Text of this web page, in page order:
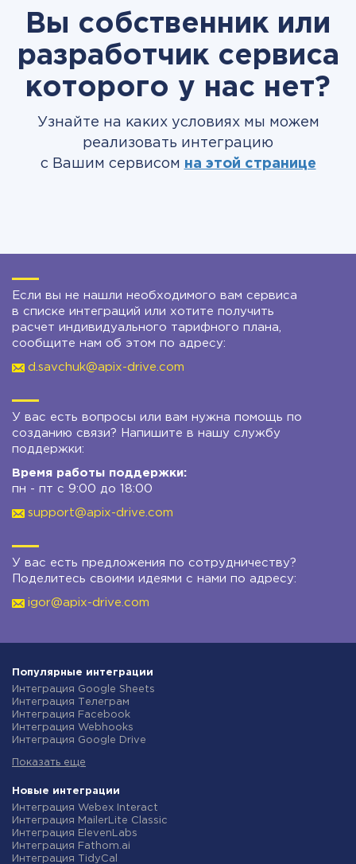
Вы собственник или
разработчик сервиса
которого у нас нет?
Узнайте на каких условиях мы можем
реализовать интеграцию
с Вашим сервисом на этой странице
Если вы не нашли необходимого вам сервиса
в списке интеграций или хотите получить
расчет индивидуального тарифного плана,
сообщите нам об этом по адресу:
d.savchuk@apix-drive.com
У вас есть вопросы или вам нужна помощь по
созданию связи? Напишите в нашу службу
поддержки:
Время работы поддержки:
пн - пт с 9:00 до 18:00
support@apix-drive.com
У вас есть предложения по сотрудничеству?
Поделитесь своими идеями с нами по адресу:
igor@apix-drive.com
Популярные интеграции
Интеграция Google Sheets
Интеграция Телеграм
Интеграция Facebook
Интеграция Webhooks
Интеграция Google Drive
Интеграция Gmail
Интеграция Новая Почта
Интеграция Binotel
Интеграция OpenAI (ChatGPT)
Интеграция Prom
Интеграция Приват24
Интеграция OLX
Показать еще
Новые интеграции
Интеграция Webex Interact
Интеграция MailerLite Classic
Интеграция ElevenLabs
Интеграция Fathom.ai
Интеграция TidyCal